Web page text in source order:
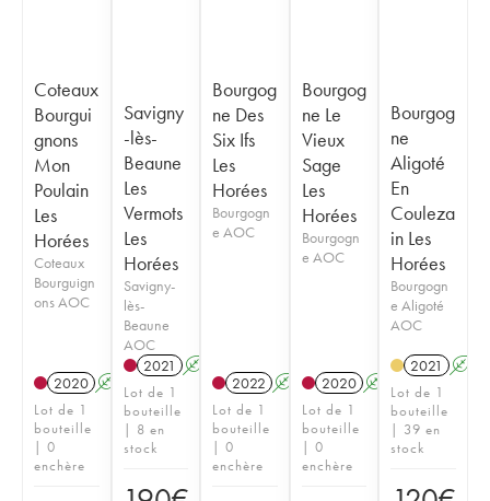
Coteaux
Bourgui
gnons
Mon
Poulain
Les
Horées
Coteaux
Bourguign
ons AOC
2020 A K
Lot de 1
bouteille
| 0
enchère
Savigny
-lès-
Beaune
Les
Vermots
Les
Horées
Savigny-
lès-
Beaune
AOC
2021 A
Lot de 1
bouteille
| 8 en
stock
Bourgog
ne Des
Six Ifs
Les
Horées
Bourgogn
e AOC
2022 A
Lot de 1
bouteille
| 0
enchère
Bourgog
ne Le
Vieux
Sage
Les
Horées
Bourgogn
e AOC
2020 A K
Lot de 1
bouteille
| 0
enchère
Bourgog
ne
Aligoté
En
Couleza
in Les
Horées
Bourgogn
e Aligoté
AOC
2021 A
Lot de 1
bouteille
| 39 en
stock